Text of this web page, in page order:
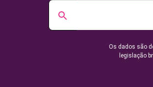
Os dados são
legislação